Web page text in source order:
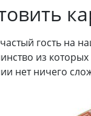
гость на
из
нет ничего